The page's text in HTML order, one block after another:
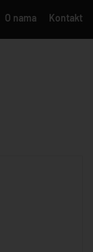
O nama Kontakt